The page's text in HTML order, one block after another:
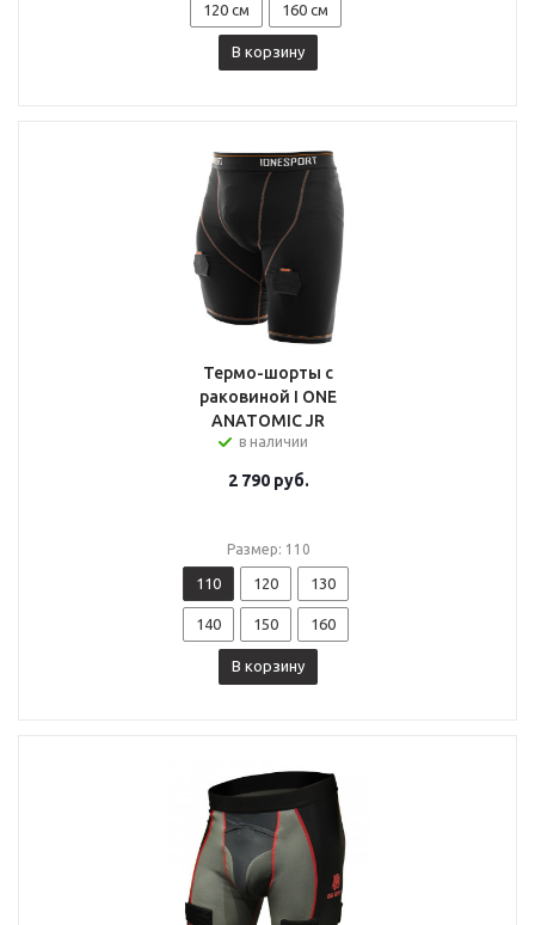
120 см 160 см
В корзину
Термо-шорты с
раковиной I ONE
ANATOMIC JR
в наличии
2 790руб.
Размер: 110
110 120 130
140 150 160
В корзину